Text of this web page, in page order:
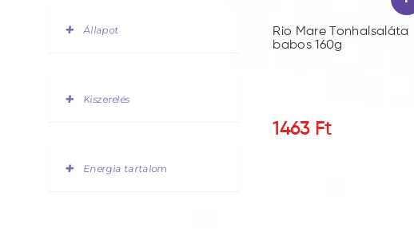
Állapot
Kiszerelés
Energia tartalom
Rio Mare Tonhalsaláta
babos 160g
1463Ft